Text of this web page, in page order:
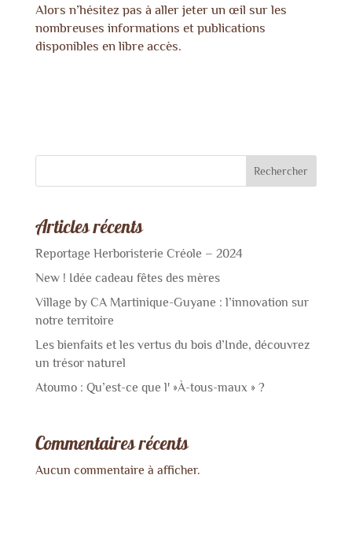
Alors n’hésitez pas à aller jeter un œil sur les
nombreuses informations et publications
disponibles en libre accès.
Rechercher
Articles récents
Reportage Herboristerie Créole – 2024
New ! Idée cadeau fêtes des mères
Village by CA Martinique-Guyane : l’innovation sur
notre territoire
Les bienfaits et les vertus du bois d’Inde, découvrez
un trésor naturel
Atoumo : Qu’est-ce que l' »À-tous-maux » ?
Commentaires récents
Aucun commentaire à afficher.